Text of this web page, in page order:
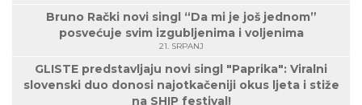
Bruno Rački novi singl “Da mi je još jednom”
posvećuje svim izgubljenima i voljenima
21. SRPANJ
GLISTE predstavljaju novi singl "Paprika": Viralni
slovenski duo donosi najotkačeniji okus ljeta i stiže
na SHIP festival!